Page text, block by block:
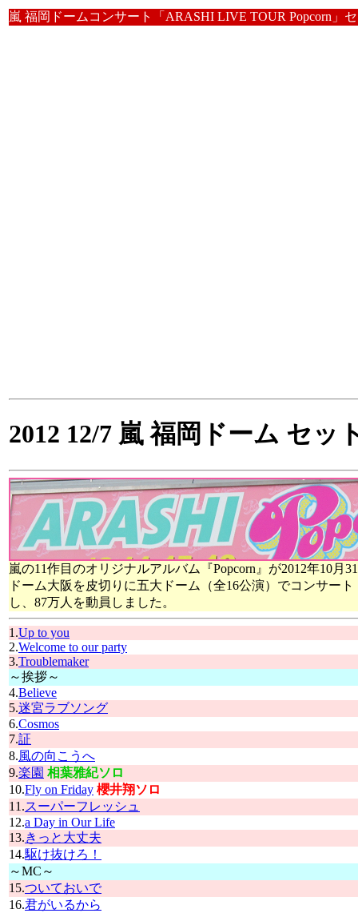
嵐 福岡ドームコンサート「ARASHI LIVE TOUR Popcorn」セ
2012 12/7 嵐 福岡ドーム セッ
嵐の11作目のオリジナルアルバム『Popcorn』が2012年10月
ドーム大阪を皮切りに五大ドーム（全16公演）でコンサー
し、87万人を動員しました。
1.Up to you
2.Welcome to our party
3.Troublemaker
～挨拶～
4.Believe
5.迷宮ラブソング
6.Cosmos
7.証
8.風の向こうへ
9.楽園 相葉雅紀ソロ
10.Fly on Friday 櫻井翔ソロ
11.スーパーフレッシュ
12.a Day in Our Life
13.きっと大丈夫
14.駆け抜けろ！
～MC～
15.ついておいで
16.君がいるから